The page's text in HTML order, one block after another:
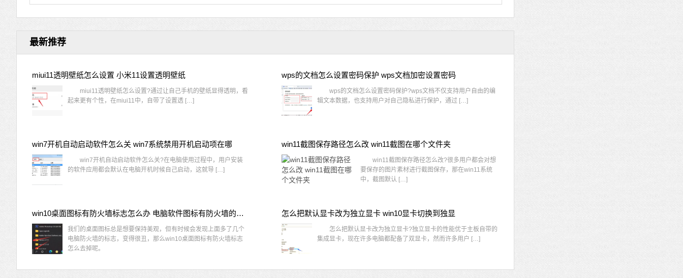
最新推荐
miui11透明壁纸怎么设置 小米11设置透明壁纸
miui11透明壁纸怎么设置?通过让自己手机的壁纸显得透明，看
起来更有个性，在miui11中，自带了设置透 […]
wps的文档怎么设置密码保护 wps文档加密设置密码
wps的文档怎么设置密码保护?wps文档不仅支持用户自由的编
辑文本数据，也支持用户对自己隐私进行保护，通过 […]
win7开机自动启动软件怎么关 win7系统禁用开机启动项在哪
win7开机自动启动软件怎么关?在电脑使用过程中，用户安装
的软件应用都会默认在电脑开机时候自己启动，这就导 […]
win11截图保存路径怎么改 win11截图在哪个文件夹
win11截图保存路径怎么改?很多用户都会对想
要保存的图片素材进行截图保存，那在win11系统
中，截图默认 […]
win10桌面图标有防火墙标志怎么办 电脑软件图标有防火墙的小图标怎么去掉
我们的桌面图标总是想要保持美观，但有时候会发现上面多了几个
电脑防火墙的标志，变得很丑，那么win10桌面图标有防火墙标志
怎么去掉呢。
怎么把默认显卡改为独立显卡 win10显卡切换到独显
怎么把默认显卡改为独立显卡?独立显卡的性能优于主板自带的
集成显卡，现在许多电脑都配备了双显卡，然而许多用户 […]